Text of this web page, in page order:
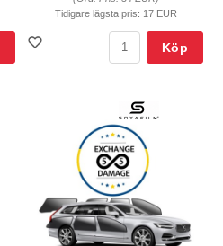
Tidigare lägsta pris: 17 EUR
Köp